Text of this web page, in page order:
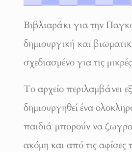
Βιβλιαράκι για την
δημιουργική και
σχεδιασμένο για τις
Το αρχείο περιλαμβάνει
δημιουργηθεί ένα
παιδιά μπορούν να
ακόμη και από τις